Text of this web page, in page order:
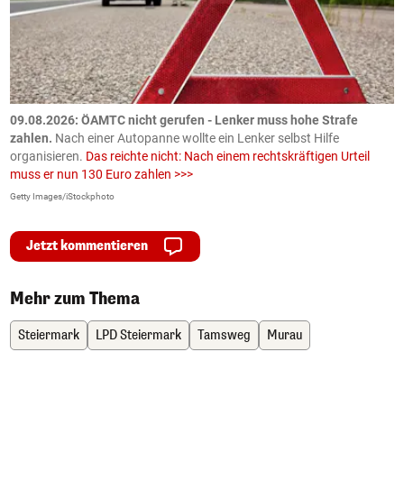
09.08.2026: ÖAMTC nicht gerufen - Lenker muss hohe Strafe
zahlen. Nach einer Autopanne wollte ein Lenker selbst Hilfe
organisieren. Das reichte nicht: Nach einem rechtskräftigen Urteil
muss er nun 130 Euro zahlen >>>
Getty Images/iStockphoto
Jetzt kommentieren
Mehr zum Thema
Steiermark LPD Steiermark Tamsweg Murau